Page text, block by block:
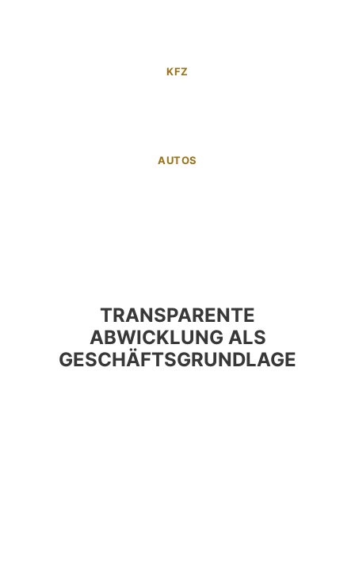
KFZ
AUTOS
TRANSPARENTE
ABWICKLUNG ALS
GESCHÄFTSGRUNDLAGE